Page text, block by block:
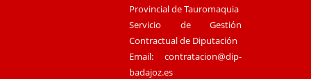
Provincial de Tauromaquia
Servicio de Gestión
Contractual de Diputación
Email:contratacion@dip-
badajoz.es